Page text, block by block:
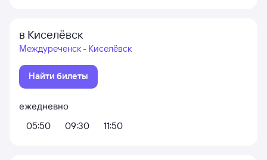
в Киселёвск
Междуреченск - Киселёвск
Найти билеты
ежедневно
05:50
09:30 11:50